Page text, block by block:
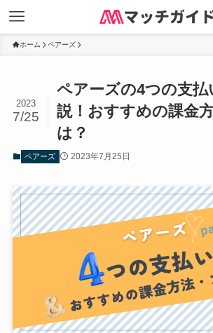
ホーム ペアーズ
ペアーズの4つの支払
説！おすすめの課金
は？
2023
7/25
ペアーズ 2023年7月25日